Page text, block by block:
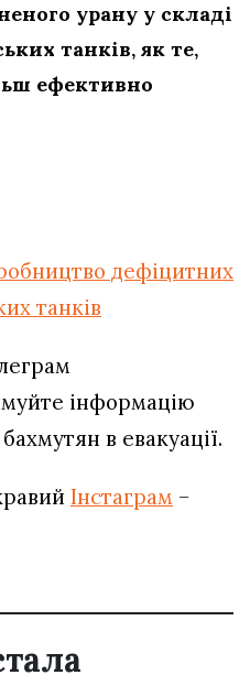
урану у складі
танків, як те,
ефективно
дефіцитних
танків
інформацію
в евакуації.
Інстаграм –